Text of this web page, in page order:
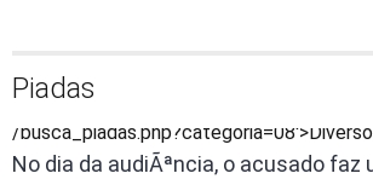
Piadas
/
No dia da audiÃªncia, o acusado faz